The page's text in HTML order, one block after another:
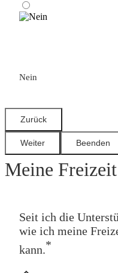
Nein
Meine
Seit ich die
wie ich meine
kann.*